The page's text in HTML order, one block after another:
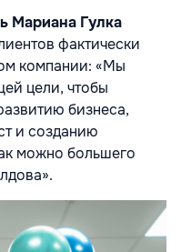
Мариана Гулка
фактически
компании: «Мы
цели, чтобы
бизнеса,
и созданию
можно большего